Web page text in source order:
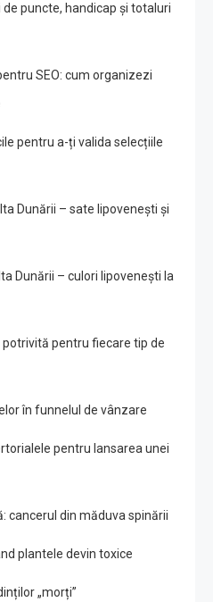
de puncte, handicap și totaluri
SEO: cum organizezi
pentru a-ți valida selecțiile
Dunării – sate lipovenești și
Dunării – culori lipovenești la
pentru fiecare tip de
în funnelul de vânzare
pentru lansarea unei
cancerul din măduva spinării
plantele devin toxice
„morți”